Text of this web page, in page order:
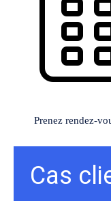
Prenez rendez-
Cas